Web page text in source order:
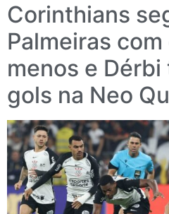
Corinthians
Palmeiras com
menos e
gols na Neo